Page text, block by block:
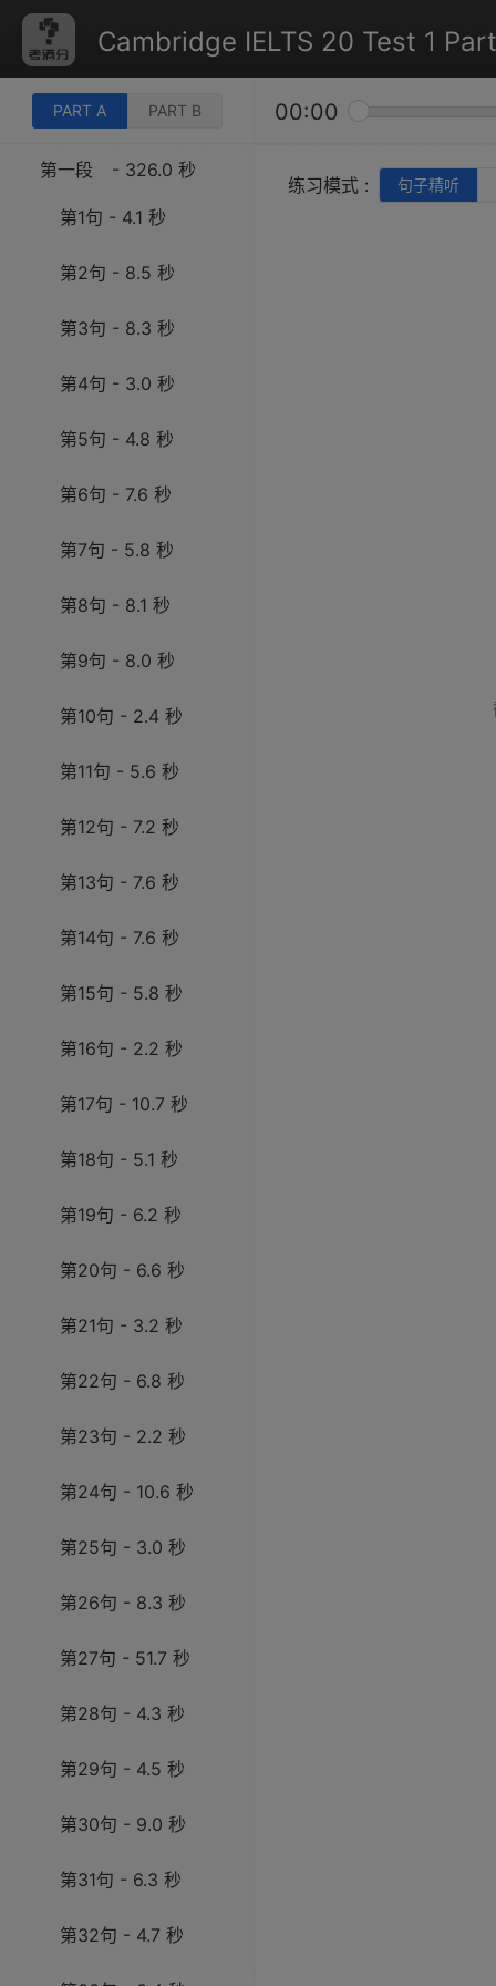
Cambridge IELTS 20 Test 1
PART A PART B 00:00
第一段 - 326.0 秒
第1句 - 4.1 秒
第2句 - 8.5 秒
第3句 - 8.3 秒
第4句 - 3.0 秒
第5句 - 4.8 秒
第6句 - 7.6 秒
第7句 - 5.8 秒
第8句 - 8.1 秒
第9句 - 8.0 秒
第10句 - 2.4 秒
第11句 - 5.6 秒
第12句 - 7.2 秒
第13句 - 7.6 秒
第14句 - 7.6 秒
第15句 - 5.8 秒
第16句 - 2.2 秒
第17句 - 10.7 秒
第18句 - 5.1 秒
第19句 - 6.2 秒
第20句 - 6.6 秒
第21句 - 3.2 秒
第22句 - 6.8 秒
第23句 - 2.2 秒
第24句 - 10.6 秒
第25句 - 3.0 秒
第26句 - 8.3 秒
第27句 - 51.7 秒
第28句 - 4.3 秒
第29句 - 4.5 秒
第30句 - 9.0 秒
第31句 - 6.3 秒
第32句 - 4.7 秒
练习模式 : 句子精听